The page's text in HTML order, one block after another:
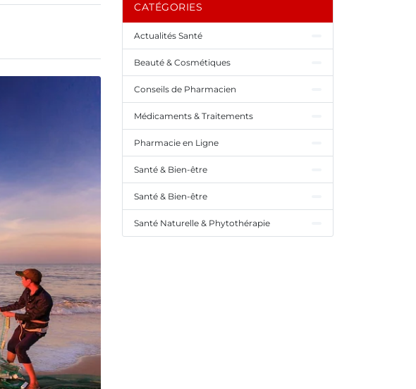
CATÉGORIES
Actualités Santé
Beauté & Cosmétiques
Conseils de Pharmacien
Médicaments & Traitements
Pharmacie en Ligne
Santé & Bien-être
Santé & Bien-être
Santé Naturelle & Phytothérapie